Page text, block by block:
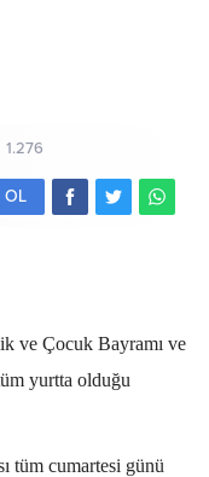
1.276
OL
ve Çocuk Bayramı ve
yurtta olduğu
tüm cumartesi günü